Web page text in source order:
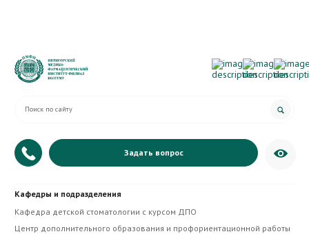
+7 (879) 335-20-07
Приёмная директора
Задать вопрос
Кафедры и подразделения
Кафедра детской стоматологии с курсом ДПО
Центр дополнительного образования и профориентационной работы